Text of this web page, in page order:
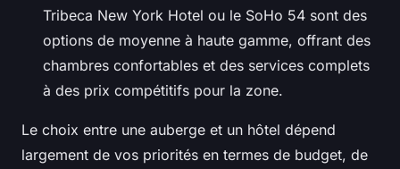
Tribeca New York Hotel ou le SoHo 54 sont des
options de moyenne à haute gamme, offrant des
chambres confortables et des services complets
à des prix compétitifs pour la zone.
Le choix entre une auberge et un hôtel dépend
largement de vos priorités en termes de budget, de